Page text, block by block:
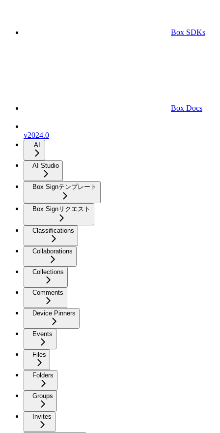
Box SDKs
Box Docs
v2024.0
AI
AI Studio
Box Signテンプレート
Box Signリクエスト
Classifications
Collaborations
Collections
Comments
Device Pinners
Events
Files
Folders
Groups
Invites